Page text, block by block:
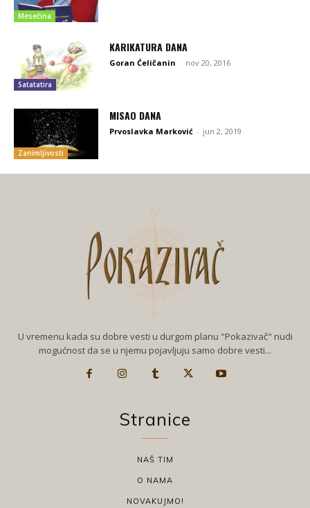
Mesečina
Satatatira
KARIKATURA DANA
Goran Ćeličanin - nov 20, 2016
Zanimljivosti
MISAO DANA
Prvoslavka Marković - jun 2, 2019
U vremenu kada su dobre vesti u durgom planu "Pokazivač" nudi
mogućnost da se u njemu pojavljuju samo dobre vesti...
Stranice
NAŠ TIM
O NAMA
NOVAKUJMO!